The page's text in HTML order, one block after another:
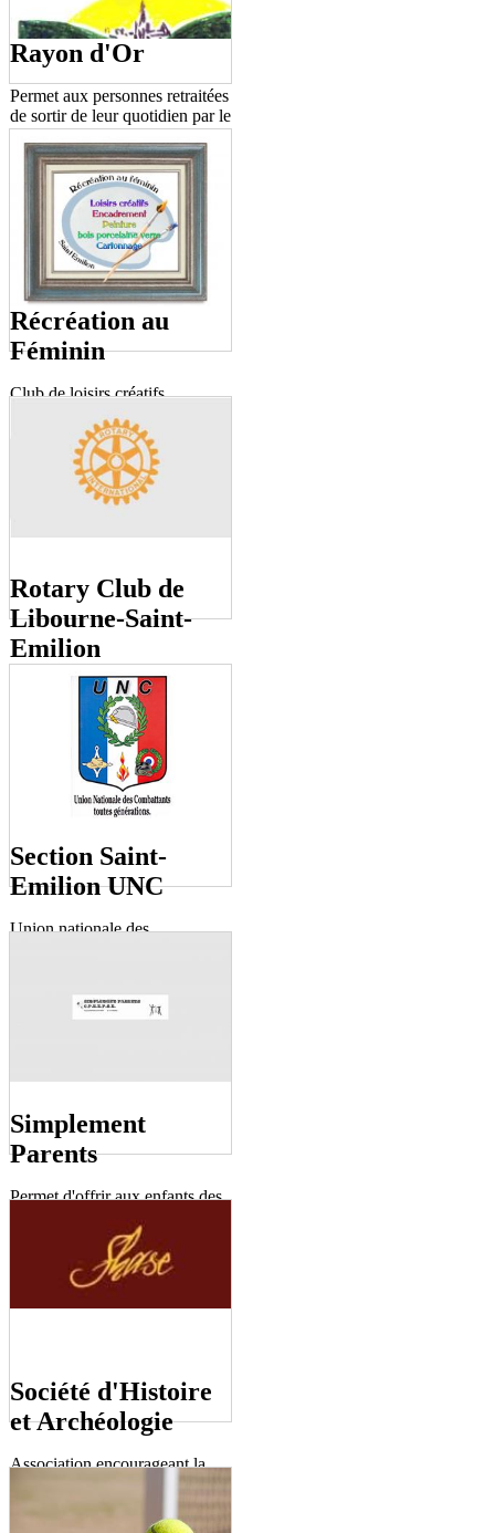
nouveaux horizons et
rencontrer des gens différents.
Rayon d'Or
Permet aux personnes retraitées
de sortir de leur quotidien par le
biais de rencontres et
d'assitance morale.
Récréation au
Féminin
Club de loisirs créatifs.
Rotary Club de
Libourne-Saint-
Emilion
Club de services.
Section Saint-
Emilion UNC
Union nationale des
Simplement
Parents
Permet d'offrir aux enfants des
d'autres activités.
Société d'Histoire
et Archéologie
Association encourageant la
patrimoine historique et
archéologique de Saint-Emilion